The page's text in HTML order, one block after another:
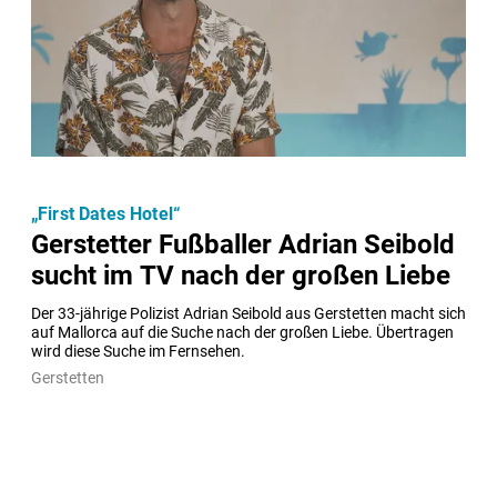
Gerstetter Fußballer Adrian Seibold
sucht im TV nach der großen Liebe
Der 33-jährige Polizist Adrian Seibold aus Gerstetten macht sich
auf Mallorca auf die Suche nach der großen Liebe. Übertragen
wird diese Suche im Fernsehen.
„First Dates Hotel“
Gerstetten